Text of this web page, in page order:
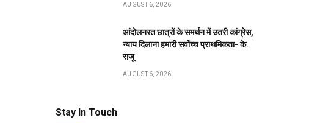
AUGUST 6, 2026
आंदोलनरत छात्रों के समर्थन में उतरी कांग्रेस,
न्याय दिलाना हमारी सर्वोच्च प्राथमिकता- के.
राजू
AUGUST 6, 2026
Stay In Touch